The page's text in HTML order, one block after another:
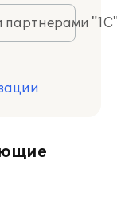
партнерами